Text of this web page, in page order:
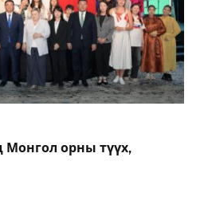
Монгол орны түүх,